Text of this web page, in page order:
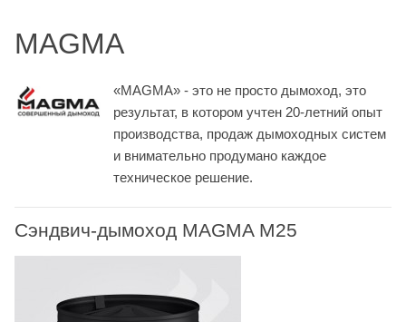
MAGMA
«MAGMA» - это не просто дымоход, это
результат, в котором учтен 20-летний опыт
производства, продаж дымоходных систем
и внимательно продумано каждое
техническое решение.
Сэндвич-дымоход MAGMA М25